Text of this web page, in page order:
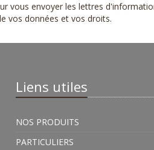
vous envoyer les lettres
vos données et vos droits.
Liens utiles
NOS PRODUITS
PARTICULIERS